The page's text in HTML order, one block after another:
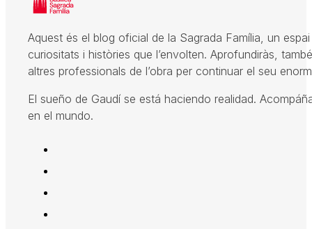
Aquest és el blog oficial de la Sagrada Família, un
curiositats i històries que l’envolten. Aprofundiràs,
altres professionals de l’obra per continuar el seu
El sueño de Gaudí se está haciendo realidad.
en el mundo.